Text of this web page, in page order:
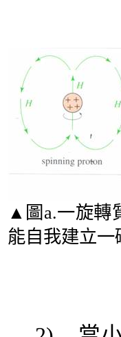
▲ 圖a.一旋轉
能自我建立一